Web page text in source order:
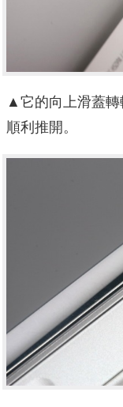
▲它的向上滑蓋轉
順利推開。